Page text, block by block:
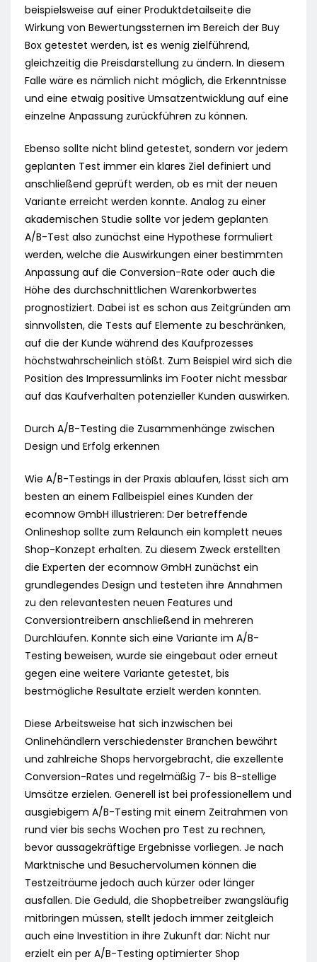
beispielsweise auf einer Produktdetailseite die
Wirkung von Bewertungssternen im Bereich der Buy
Box getestet werden, ist es wenig zielführend,
gleichzeitig die Preisdarstellung zu ändern. In diesem
Falle wäre es nämlich nicht möglich, die Erkenntnisse
und eine etwaig positive Umsatzentwicklung auf eine
einzelne Anpassung zurückführen zu können.
Ebenso sollte nicht blind getestet, sondern vor jedem
geplanten Test immer ein klares Ziel definiert und
anschließend geprüft werden, ob es mit der neuen
Variante erreicht werden konnte. Analog zu einer
akademischen Studie sollte vor jedem geplanten
A/B-Test also zunächst eine Hypothese formuliert
werden, welche die Auswirkungen einer bestimmten
Anpassung auf die Conversion-Rate oder auch die
Höhe des durchschnittlichen Warenkorbwertes
prognostiziert. Dabei ist es schon aus Zeitgründen am
sinnvollsten, die Tests auf Elemente zu beschränken,
auf die der Kunde während des Kaufprozesses
höchstwahrscheinlich stößt. Zum Beispiel wird sich die
Position des Impressumlinks im Footer nicht messbar
auf das Kaufverhalten potenzieller Kunden auswirken.
Durch A/B-Testing die Zusammenhänge zwischen
Design und Erfolg erkennen
Wie A/B-Testings in der Praxis ablaufen, lässt sich am
besten an einem Fallbeispiel eines Kunden der
ecomnow GmbH illustrieren: Der betreffende
Onlineshop sollte zum Relaunch ein komplett neues
Shop-Konzept erhalten. Zu diesem Zweck erstellten
die Experten der ecomnow GmbH zunächst ein
grundlegendes Design und testeten ihre Annahmen
zu den relevantesten neuen Features und
Conversiontreibern anschließend in mehreren
Durchläufen. Konnte sich eine Variante im A/B-
Testing beweisen, wurde sie eingebaut oder erneut
gegen eine weitere Variante getestet, bis
bestmögliche Resultate erzielt werden konnten.
Diese Arbeitsweise hat sich inzwischen bei
Onlinehändlern verschiedenster Branchen bewährt
und zahlreiche Shops hervorgebracht, die exzellente
Conversion-Rates und regelmäßig 7- bis 8-stellige
Umsätze erzielen. Generell ist bei professionellem und
ausgiebigem A/B-Testing mit einem Zeitrahmen von
rund vier bis sechs Wochen pro Test zu rechnen,
bevor aussagekräftige Ergebnisse vorliegen. Je nach
Marktnische und Besuchervolumen können die
Testzeiträume jedoch auch kürzer oder länger
ausfallen. Die Geduld, die Shopbetreiber zwangsläufig
mitbringen müssen, stellt jedoch immer zeitgleich
auch eine Investition in ihre Zukunft dar: Nicht nur
erzielt ein per A/B-Testing optimierter Shop